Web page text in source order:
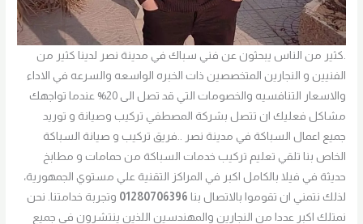
.كثير من الناس يبحثون عن فني سباك في مدينة نصر لدينا كثير من
الفنيين و النجارين المتخصصين ذات الخبره الواسعه والسرعه في الاداء
والاسعار التنافسيه والخصومات التي قد تصل الى 20% عندما تواجهك
مشاكل فعليك ان تتصل بشركة المصطفي تركيب وصيانة و توريد
جميع اعمال السباكة في مدينة نصر ..فريق تركيب و صيانة السباكة
الخاص بنا تلقي تعليم تركيب خدمات السباكة من حمامات و مطابخ
حديثة في فيلا بالكامل اكبر في المراكز التقنية علي مستوي الجمهورية،
لذلك نتمني ان تقوموا بالاتصال بنا 01280706396 وتجربة خدامتنا. نحن
نمتلك اكبر عددا من النجارين والمهندسين اللذين ينتشرون في جميع